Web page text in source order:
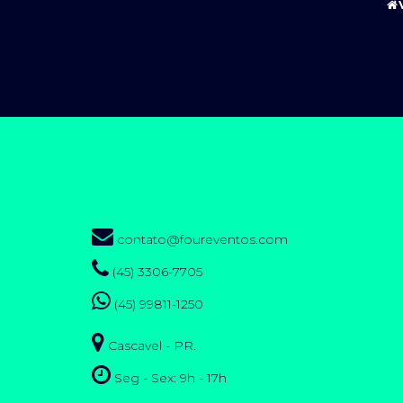
contato@foureventos.com
(45) 3306-7705
(45) 99811-1250
Cascavel - PR.
Seg - Sex: 9h - 17h